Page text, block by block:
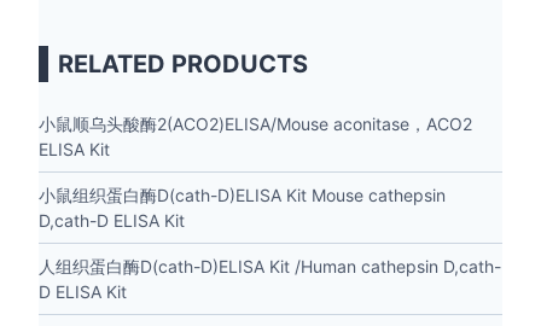
RELATED PRODUCTS
小鼠顺乌头酸酶2(ACO2)ELISA/Mouse aconitase，ACO2
ELISA Kit
小鼠组织蛋白酶D(cath-D)ELISA Kit Mouse cathepsin
D,cath-D ELISA Kit
人组织蛋白酶D(cath-D)ELISA Kit /Human cathepsin D,cath-
D ELISA Kit